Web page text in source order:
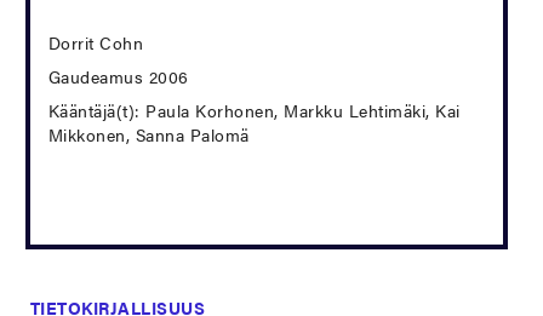
Dorrit Cohn
Gaudeamus 2006
Kääntäjä(t): Paula Korhonen, Markku Lehtimäki, Kai
Mikkonen, Sanna Palomä
TIETOKIRJALLISUUS